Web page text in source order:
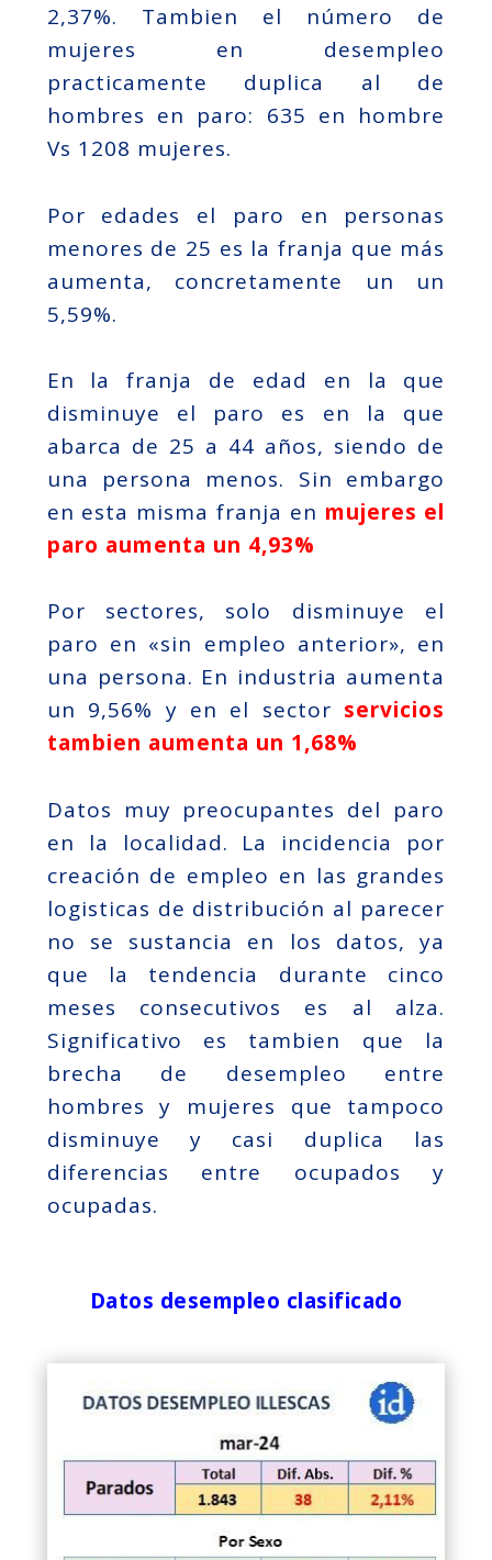
2,37%. Tambien el número de
mujeres en desempleo
practicamente duplica al de
hombres en paro: 635 en hombre
Vs 1208 mujeres.
Por edades el paro en personas
menores de 25 es la franja que más
aumenta, concretamente un un
5,59%.
En la franja de edad en la que
disminuye el paro es en la que
abarca de 25 a 44 años, siendo de
una persona menos. Sin embargo
en esta misma franja en mujeres el
paro aumenta un 4,93%
Por sectores, solo disminuye el
paro en «sin empleo anterior», en
una persona. En industria aumenta
un 9,56% y en el sector servicios
tambien aumenta un 1,68%
Datos muy preocupantes del paro
en la localidad. La incidencia por
creación de empleo en las grandes
logisticas de distribución al parecer
no se sustancia en los datos, ya
que la tendencia durante cinco
meses consecutivos es al alza.
Significativo es tambien que la
brecha de desempleo entre
hombres y mujeres que tampoco
disminuye y casi duplica las
diferencias entre ocupados y
ocupadas.
Datos desempleo clasificado